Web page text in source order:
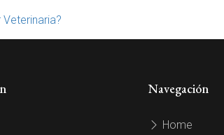
Navegación
Home